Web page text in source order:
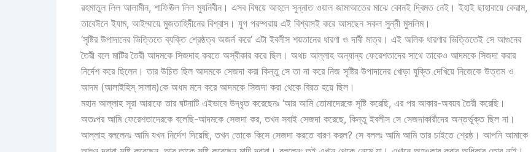
রহমাতুল লিল আলামীন, শাফিঊল লিল মুযনিবীন। এসব বিষয়ে আহলে সুন্নাত ওয়াল জামাআতের মাঝে কোনই দ্বিমত নেই। ইহাই ছাহাবায়ে কেরাম,
তাবেঈনে ইযাম, আইম্মায়ে মুজতাহিদীনের বিশ্বাস। যুগ পরম্পরায় এই বিশ্বাসই করে আসছেন সকল সুন্নী মুসলিম।
‘সৃষ্টির উপাদানের ভিত্তিতে ব্যক্তি শ্রেষ্ঠত্ব অজর্ন করে’ এটা ইবলীস শয়তানের ধারণা ও দাবী মাত্র। এই অলিক ধারণার ভিত্তিতেই সে আগুনের
তৈরী বলে মাটির তৈরী আদমকে সিজদাহ করতে অস্বীকার করে ছিল। অথচ আল্লাহ অন্যান্য ফেরেশতাদের সাথে তাকেও আদমকে সিজদা করার
নির্দেশ করে ছিলেন। তার উচিত ছিল আদমকে সেজদা করা কিন্তু সে তা না করে নিজ সৃষ্টির উপাদানের খোড়া যুক্তি দেখিয়ে নিজেকে উত্তম ও
আদম (আলাইহিস্ সালাম)কে অধম মনে করে আদমকে সিজদা করা থেকে বিরত হয়ে ছিল।
মহান আল্লাহ সূরা আরাফে তার ঘটনাটি এইভাবে উদ্ধৃত করেছেনঃ ‘আর আমি তোমাদেরকে সৃষ্টি করেছি, এর পর আকার-অবয়ব তৈরী করেছি।
অতঃপর আমি ফেরেশতাদেরকে বলেছি-আদমকে সেজদা কর, তখন সবাই সেজদা করেছে, কিন্তু ইবলীস সে সেজদাকারীদের অন্তর্ভূক্ত ছিল না।
আল্লাহ বললেনঃ আমি যখন নির্দেশ দিয়েছি, তখন তোকে কিসে সেজদা করতে বারণ করল? সে বললঃ আমি আমি তার চাইতে শ্রেষ্ঠ। আপনি আমাকে